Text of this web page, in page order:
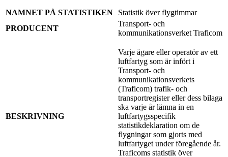
NAMNET PÅ STATISTIKEN
Statistik över flygtimmar
PRODUCENT
Transport- och
kommunikationsverket Traficom
BESKRIVNING
Varje ägare eller operatör av ett
luftfartyg som är infört i
Transport- och
kommunikationsverkets
(Traficom) trafik- och
transportregister eller dess bilaga
ska varje år lämna in en
luftfartygsspecifik
statistikdeklaration om de
flygningar som gjorts med
luftfartyget under föregående år.
Traficoms statistik över